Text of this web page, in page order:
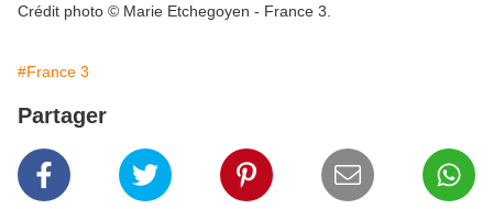
Crédit photo © Marie Etchegoyen - France 3.
#France 3
Partager